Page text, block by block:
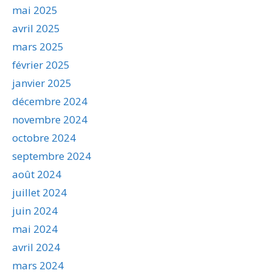
mai 2025
avril 2025
mars 2025
février 2025
janvier 2025
décembre 2024
novembre 2024
octobre 2024
septembre 2024
août 2024
juillet 2024
juin 2024
mai 2024
avril 2024
mars 2024